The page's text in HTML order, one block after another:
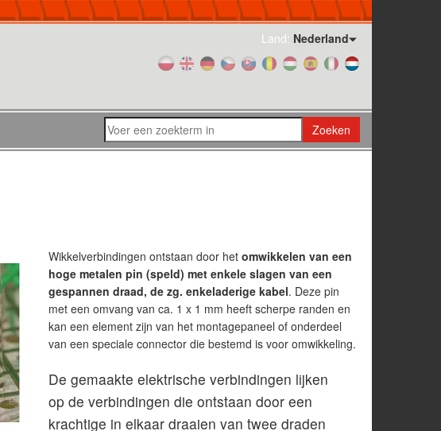
Land: Nederland
Zoeken
Wikkelverbindingen ontstaan door het omwikkelen van een
hoge metalen pin (speld) met enkele slagen van een
gespannen draad, de zg. enkeladerige kabel. Deze pin
met een omvang van ca. 1 x 1 mm heeft scherpe randen en
kan een element zijn van het montagepaneel of onderdeel
van een speciale connector die bestemd is voor omwikkeling.
De gemaakte elektrische verbindingen lijken
op de verbindingen die ontstaan door een
krachtige in elkaar draaien van twee draden